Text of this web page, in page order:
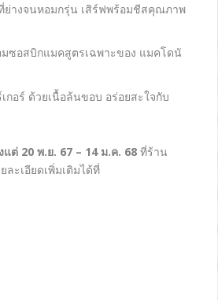
ย่างจนหอมกรุ่น เสิร์ฟพร้อมชีสคุณภาพ
ซอสบิกแมคสูตรเฉพาะของ แมคโดนั
กอร์ ด้วยเนื้อล้นขอบ อร่อยสะใจกับ
แต่20 พ.ย. 67 – 14 ม.ค. 68ที่ร้าน
ะเอียดเพิ่มเติมได้ที่